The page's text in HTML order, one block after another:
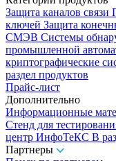
Защита каналов связи
ключей Защита
СМЭВ Системы
промышленной
криптографические
раздел продуктов
Прайс-лист
Дополнительно
Информационные
Стенд для
центр ИнфоТеКС В
Партнеры